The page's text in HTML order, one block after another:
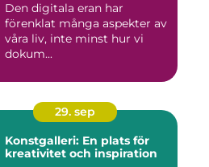
Den digitala eran har
förenklat många aspekter av
våra liv, inte minst hur vi
dokum...
29. sep
Konstgalleri: En plats för
kreativitet och inspiration